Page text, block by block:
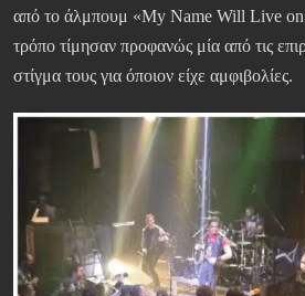
από το άλμπουμ «My Name Will Live
τρόπο τίμησαν προφανώς μία από τις
στίγμα τους για όποιον είχε αμφιβολίες.